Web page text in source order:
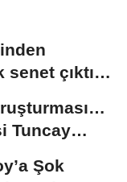
çıktı:
Tuncay
Şok